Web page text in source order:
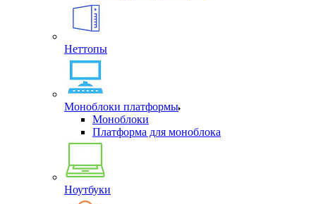
Неттопы
Моноблоки платформы
Моноблоки
Платформа для моноблока
Ноутбуки